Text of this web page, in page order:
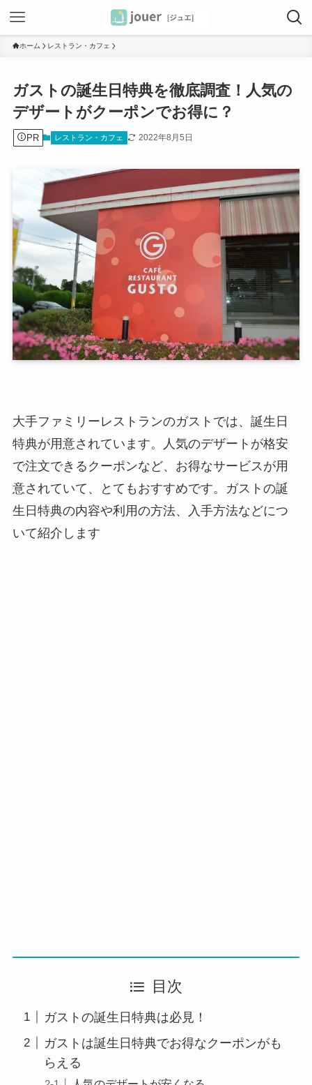
ホーム レストラン・カフェ
ガストの誕生日特典を徹底調査！人気の
デザートがクーポンでお得に？
PR レストラン・カフェ 2022年8月5日
大手ファミリーレストランのガストでは、誕生日
特典が用意されています。人気のデザートが格安
で注文できるクーポンなど、お得なサービスが用
意されていて、とてもおすすめです。ガストの誕
生日特典の内容や利用の方法、入手方法などにつ
いて紹介します
目次
ガストの誕生日特典は必見！
ガストは誕生日特典でお得なクーポンがも
らえる